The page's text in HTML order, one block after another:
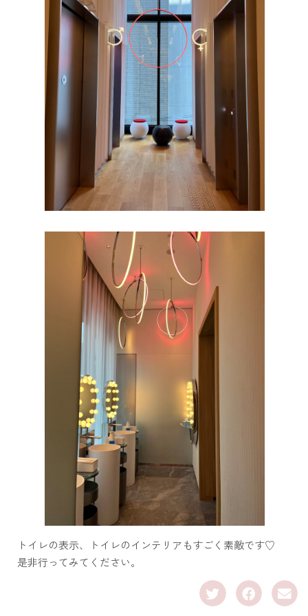
トイレの表示、トイレのインテリアもすごく素敵です♡
是非行ってみてください。